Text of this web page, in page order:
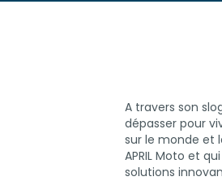
A travers son
dépasser pour
sur le monde et
APRIL Moto et
solutions